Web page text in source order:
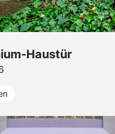
Haustür